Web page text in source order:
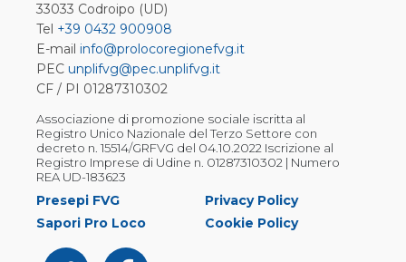
33033 Codroipo (UD)
Tel +39 0432 900908
E-mail info@prolocoregionefvg.it
PEC unplifvg@pec.unplifvg.it
CF / PI 01287310302
Associazione di promozione sociale iscritta al
Registro Unico Nazionale del Terzo Settore con
decreto n. 15514/GRFVG del 04.10.2022 Iscrizione al
Registro Imprese di Udine n. 01287310302 | Numero
REA UD-183623
Presepi FVG
Sapori Pro Loco
Privacy Policy
Cookie Policy